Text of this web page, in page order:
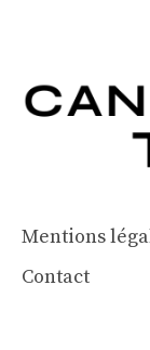
Mentions
Contact